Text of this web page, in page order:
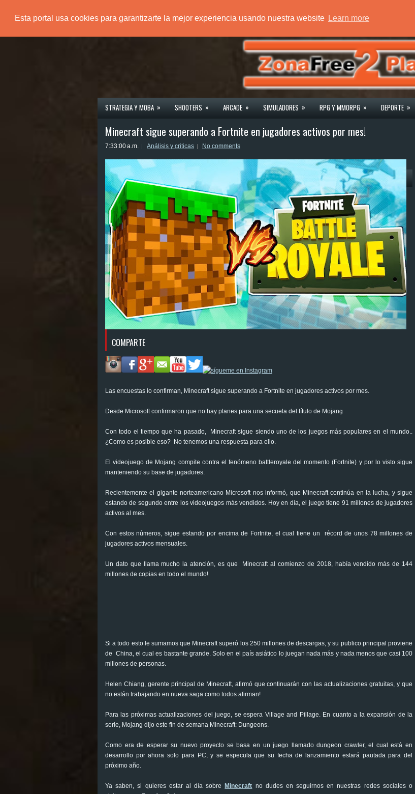
Esta portal usa cookies para garantizarte la mejor experiencia usando nuestra website Learn more
PÁGINA PRINCIPAL
STRATEGIA Y MOBA » SHOOTERS » ARCADE » SIMULADORES » RPG Y MMORPG » DEPORTE »
Minecraft sigue superando a Fortnite en jugadores activos por mes!
7:33:00 a.m. Análisis y criticas No comments
COMPARTE
Las encuestas lo confirman, Minecraft sigue superando a Fortnite en jugadores activos por mes.
Desde Microsoft confirmaron que no hay planes para una secuela del título de Mojang
Con todo el tiempo que ha pasado, Minecraft sigue siendo uno de los juegos más populares en el mundo..
¿Como es posible eso? No tenemos una respuesta para ello.
El videojuego de Mojang compite contra el fenómeno battleroyale del momento (Fortnite) y por lo visto sigue
manteniendo su base de jugadores.
Recientemente el gigante norteamericano Microsoft nos informó, que Minecraft continúa en la lucha, y sigue
estando de segundo entre los videojuegos más vendidos. Hoy en día, el juego tiene 91 millones de jugadores
activos al mes.
Con estos números, sigue estando por encima de Fortnite, el cual tiene un récord de unos 78 millones de
jugadores activos mensuales.
Un dato que llama mucho la atención, es que Minecraft al comienzo de 2018, había vendido más de 144
millones de copias en todo el mundo!
Si a todo esto le sumamos que Minecraft superó los 250 millones de descargas, y su publico principal proviene
de China, el cual es bastante grande. Solo en el país asiático lo juegan nada más y nada menos que casi 100
millones de personas.
Helen Chiang, gerente principal de Minecraft, afirmó que continuarán con las actualizaciones gratuitas, y que
no están trabajando en nueva saga como todos afirman!
Para las próximas actualizaciones del juego, se espera Village and Pillage. En cuanto a la expansión de la
serie, Mojang dijo este fin de semana Minecraft: Dungeons.
Como era de esperar su nuevo proyecto se basa en un juego llamado dungeon crawler, el cual está en
desarrollo por ahora solo para PC, y se especula que su fecha de lanzamiento estará pautada para del
próximo año.
Ya saben, si quieres estar al día sobreMinecraft no dudes en seguirnos en nuestras redes sociales o